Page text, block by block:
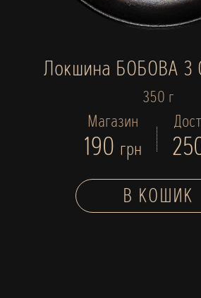
Локшина БОБОВА
350 г
Магазин
190 грн
В КОШИК